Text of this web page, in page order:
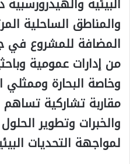
والمناطق الساحلية
المضافة للمشروع في
من إدارات عمومية
وخاصة البحارة
مقاربة تشاركية
والخبرات وتطوير
لمواجهة التحديات